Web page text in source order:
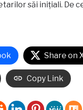
săi iniţiali. De
Share on
Copy Link